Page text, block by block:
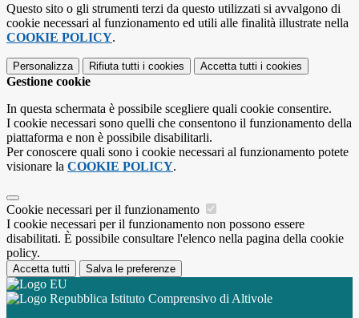
Questo sito o gli strumenti terzi da questo utilizzati si avvalgono di
cookie necessari al funzionamento ed utili alle finalità illustrate nella
COOKIE POLICY.
Personalizza Rifiuta tutti i cookies Accetta tutti i cookies
Gestione cookie
In questa schermata è possibile scegliere quali cookie consentire.
I cookie necessari sono quelli che consentono il funzionamento della
piattaforma e non è possibile disabilitarli.
Per conoscere quali sono i cookie necessari al funzionamento potete
visionare la COOKIE POLICY.
Cookie necessari per il funzionamento
I cookie necessari per il funzionamento non possono essere
disabilitati. È possibile consultare l'elenco nella pagina della cookie
policy.
Accetta tutti Salva le preferenze
Istituto Comprensivo di Altivole